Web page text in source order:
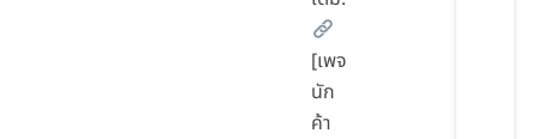
[เพจ
นัก
ค้า